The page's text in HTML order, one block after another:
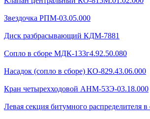
Звездочка РПМ-03.05.000
Диск разбрасывающий КДМ-7881
Сопло в сборе МДК-133г4.92.50.080
Насадок (сопло в сборе) КО-829.43.06.000
Кран четырехходовой AHМ-53Э-03.18.000
Левая секция битумного распределителя